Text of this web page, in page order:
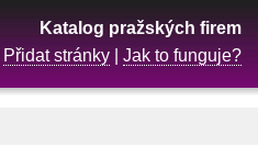
Katalog pražských firem
Přidat stránky
Jak to funguje?